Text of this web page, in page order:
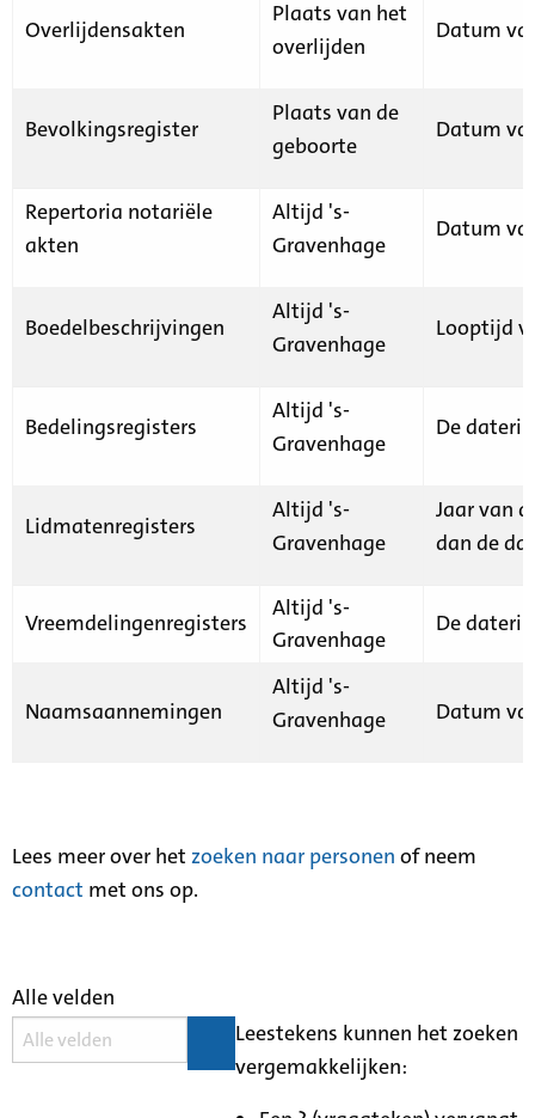
Overlijdensakten
Plaats van het
overlijden
Datum
Bevolkingsregister
Plaats van de
geboorte
Datum
Repertoria notariële
akten
Altijd 's-
Gravenhage
Datum
Boedelbeschrijvingen
Altijd 's-
Gravenhage
Looptijd
Bedelingsregisters
Altijd 's-
Gravenhage
De
Lidmatenregisters
Altijd 's-
Gravenhage
Jaar van
dan de
Vreemdelingenregisters
Altijd 's-
Gravenhage
De
Naamsaannemingen
Altijd 's-
Gravenhage
Datum
Lees meer over het zoeken naar personen of neem
contact met ons op.
Alle velden
Leestekens kunnen het zoeken
vergemakkelijken: